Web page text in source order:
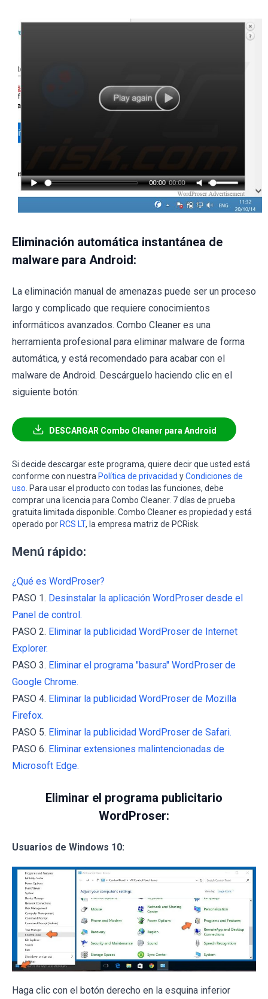
Eliminación automática instantánea de
malware para Android:
La eliminación manual de amenazas puede ser un proceso
largo y complicado que requiere conocimientos
informáticos avanzados. Combo Cleaner es una
herramienta profesional para eliminar malware de forma
automática, y está recomendado para acabar con el
malware de Android. Descárguelo haciendo clic en el
siguiente botón:
DESCARGAR Combo Cleaner para Android
Si decide descargar este programa, quiere decir que usted está
conforme con nuestra Política de privacidad yCondiciones de
uso . Para usar el producto con todas las funciones, debe
comprar una licencia para Combo Cleaner. 7 días de prueba
gratuita limitada disponible. Combo Cleaner es propiedad y está
operado por RCS LT, la empresa matriz de PCRisk.
Menú rápido:
¿Qué es WordProser?
PASO 1. Desinstalar la aplicación WordProser desde el
Panel de control.
PASO 2. Eliminar la publicidad WordProser de Internet
Explorer.
PASO 3. Eliminar el programa "basura" WordProser de
Google Chrome.
PASO 4. Eliminar la publicidad WordProser de Mozilla
Firefox.
PASO 5. Eliminar la publicidad WordProser de Safari.
PASO 6. Eliminar extensiones malintencionadas de
Microsoft Edge.
Eliminar el programa publicitario
WordProser:
Usuarios de Windows 10:
Haga clic con el botón derecho en la esquina inferior